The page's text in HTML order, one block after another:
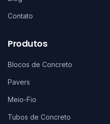
Contato
Produtos
Blocos de Concreto
Pavers
Meio-Fio
Tubos de Concreto